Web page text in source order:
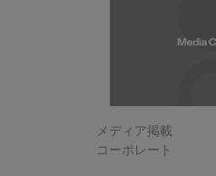
メディア掲載
コーポレート